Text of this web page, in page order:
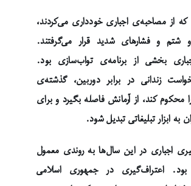
که از مصاحبه‌ی اجباری خودداری می‌کردند،
و فشارهای شدید قرار می‌گرفتند.
بخشی از برنامه‌ی تواب‌سازی بود.
زندانی در برابر دوربین، گذشته‌ی
کند، از آرمانش فاصله بگیرد و برای
ابزار تبلیغاتی تبدیل شود.
اجباری در این سال‌ها به روندی معمول
اعتراف‌گیری در جمهوری اسلامی